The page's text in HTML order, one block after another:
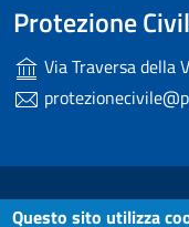
Protezione
Via Traversa della
Small
Useful links
Dichiarazione di
Questo sito utilizza